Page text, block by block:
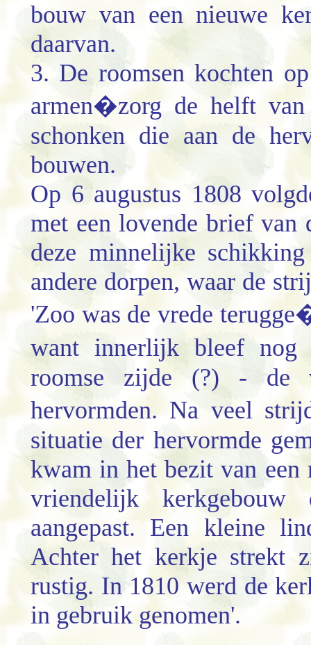
bouw van een nieuwe
daarvan.
3. De roomsen kochten
armen�zorg de helft van
schonken die aan de
bouwen.
Op 6 augustus 1808
met een lovende brief van
deze minnelijke
andere dorpen, waar de
'Zoo was de vrede
want innerlijk bleef
roomse zijde (?) - de
hervormden. Na veel
situatie der hervormde
kwam in het bezit van een
vriendelijk
aangepast. Een kleine
Achter het kerkje strekt
rustig. In 1810 werd de
in gebruik genomen'.